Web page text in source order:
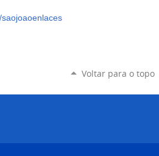
Voltar para o topo